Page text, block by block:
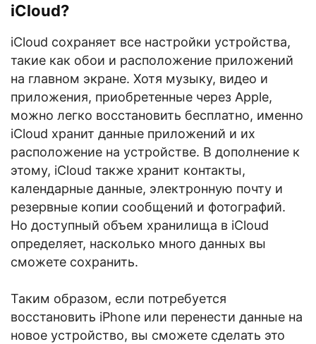
iCloud?
iCloud сохраняет все настройки устройства,
такие как обои и расположение приложений
на главном экране. Хотя музыку, видео и
приложения, приобретенные через Apple,
можно легко восстановить бесплатно, именно
iCloud хранит данные приложений и их
расположение на устройстве. В дополнение к
этому, iCloud также хранит контакты,
календарные данные, электронную почту и
резервные копии сообщений и фотографий.
Но доступный объем хранилища в iCloud
определяет, насколько много данных вы
сможете сохранить.
Таким образом, если потребуется
восстановить iPhone или перенести данные на
новое устройство, вы сможете сделать это